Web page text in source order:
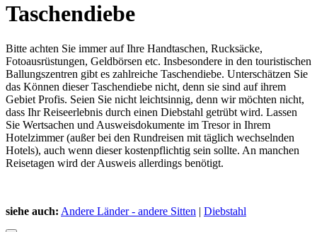
Taschendiebe
Bitte achten Sie immer auf Ihre Handtaschen, Rucksäcke,
Fotoausrüstungen, Geldbörsen etc. Insbesondere in den touristischen
Ballungszentren gibt es zahlreiche Taschendiebe. Unterschätzen Sie
das Können dieser Taschendiebe nicht, denn sie sind auf ihrem
Gebiet Profis. Seien Sie nicht leichtsinnig, denn wir möchten nicht,
dass Ihr Reiseerlebnis durch einen Diebstahl getrübt wird. Lassen
Sie Wertsachen und Ausweisdokumente im Tresor in Ihrem
Hotelzimmer (außer bei den Rundreisen mit täglich wechselnden
Hotels), auch wenn dieser kostenpflichtig sein sollte. An manchen
Reisetagen wird der Ausweis allerdings benötigt.
siehe auch: Andere Länder - andere Sitten | Diebstahl